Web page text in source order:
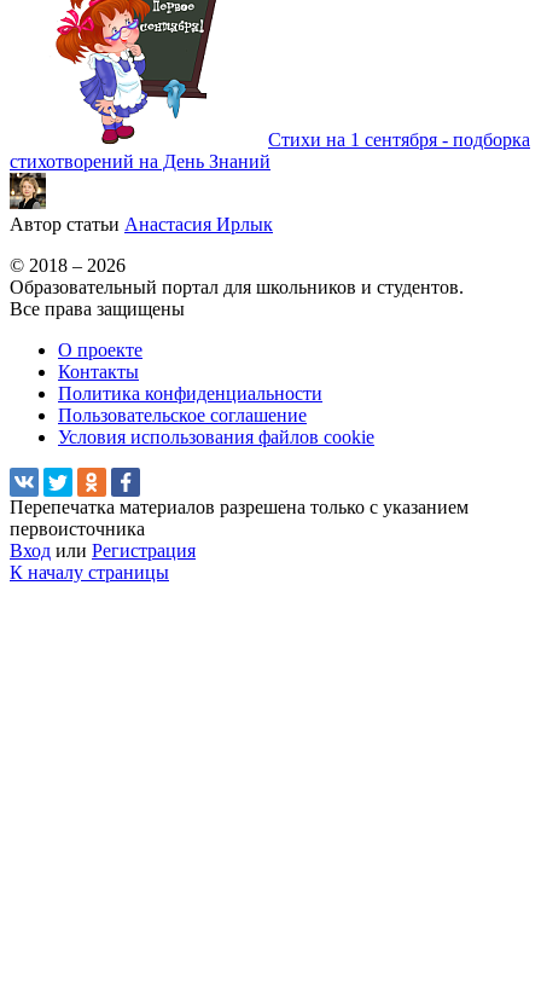
Стихи на 1 сентября - подборка
стихотворений на День Знаний
Автор статьи Анастасия Ирлык
© 2018 – 2026
Образовательный портал для школьников и студентов.
Все права защищены
О проекте
Контакты
Политика конфиденциальности
Пользовательское соглашение
Условия использования файлов cookie
Перепечатка материалов разрешена только с указанием
первоисточника
Вход или Регистрация
К началу страницы